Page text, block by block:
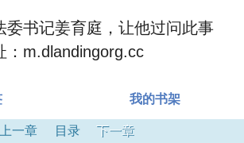
委书记姜育庭，让他过问此事
：m.dlandingorg.cc
我的书架
上一章 目录 下一章